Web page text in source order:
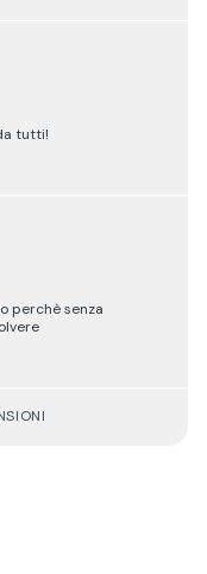
tutti!
perchè senza